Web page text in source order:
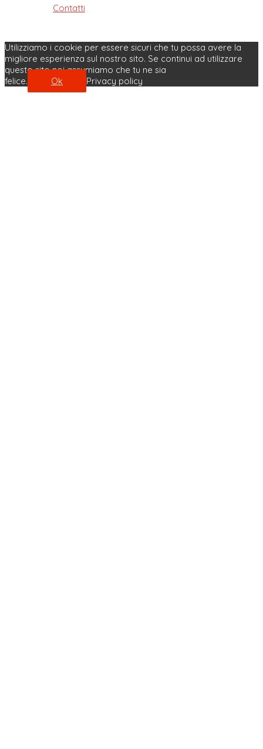
Contatti
Utilizziamo i cookie per essere sicuri che tu possa avere la
migliore esperienza sul nostro sito. Se continui ad utilizzare
questo sito noi assumiamo che tu ne sia
felice.
Ok Privacy policy